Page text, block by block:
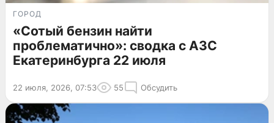
ГОРОД
«Сотый бензин найти
проблематично»: сводка с АЗС
Екатеринбурга 22 июля
22 июля, 2026, 07:53 55 Обсудить